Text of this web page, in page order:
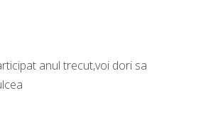
anul trecut,voi dori sa